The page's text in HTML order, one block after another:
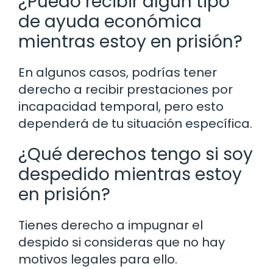
de ayuda económica
mientras estoy en prisión?
En algunos casos, podrías tener
derecho a recibir prestaciones por
incapacidad temporal, pero esto
dependerá de tu situación específica.
¿Qué derechos tengo si soy
despedido mientras estoy
en prisión?
Tienes derecho a impugnar el
despido si consideras que no hay
motivos legales para ello.